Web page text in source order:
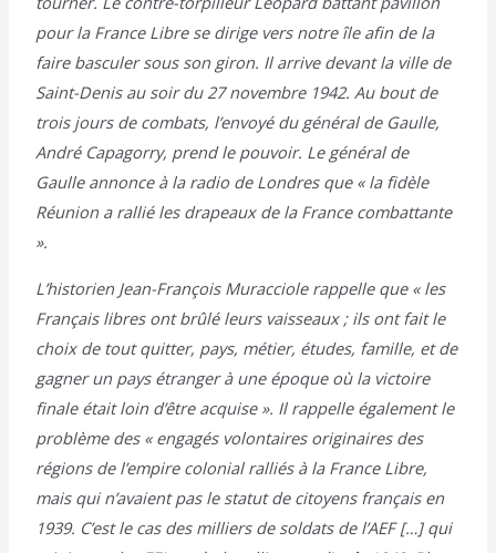
pour la France Libre se dirige vers notre île afin de la
faire basculer sous son giron. Il arrive devant la ville de
Saint-Denis au soir du 27 novembre 1942. Au bout de
trois jours de combats, l’envoyé du général de Gaulle,
André Capagorry, prend le pouvoir. Le général de
Gaulle annonce à la radio de Londres que « la fidèle
Réunion a rallié les drapeaux de la France combattante
».
L’historien Jean-François Muracciole rappelle que « les
Français libres ont brûlé leurs vaisseaux ; ils ont fait le
choix de tout quitter, pays, métier, études, famille, et de
gagner un pays étranger à une époque où la victoire
finale était loin d’être acquise ». Il rappelle également le
problème des « engagés volontaires originaires des
régions de l’empire colonial ralliés à la France Libre,
mais qui n’avaient pas le statut de citoyens français en
1939. C’est le cas des milliers de soldats de l’AEF […] qui